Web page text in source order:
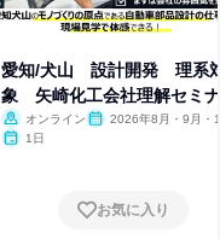
愛知/犬山 設計開発 理系
象 矢崎化工会社理解セミ
オンライン
2026年8月・9月・
1日
お気に入り